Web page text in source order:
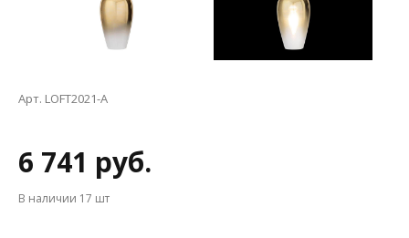
Арт. LOFT2021-A
6 741 руб.
В наличии 17 шт